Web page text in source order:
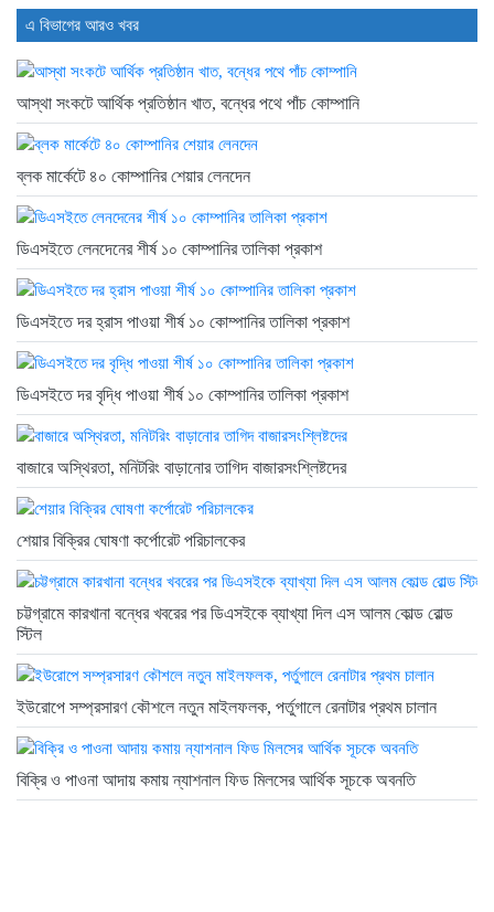
এ বিভাগের আরও খবর
আস্থা সংকটে আর্থিক প্রতিষ্ঠান খাত, বন্ধের পথে পাঁচ কোম্পানি
ব্লক মার্কেটে ৪০ কোম্পানির শেয়ার লেনদেন
ডিএসইতে লেনদেনের শীর্ষ ১০ কোম্পানির তালিকা প্রকাশ
ডিএসইতে দর হ্রাস পাওয়া শীর্ষ ১০ কোম্পানির তালিকা প্রকাশ
ডিএসইতে দর বৃদ্ধি পাওয়া শীর্ষ ১০ কোম্পানির তালিকা প্রকাশ
বাজারে অস্থিরতা, মনিটরিং বাড়ানোর তাগিদ বাজারসংশ্লিষ্টদের
শেয়ার বিক্রির ঘোষণা কর্পোরেট পরিচালকের
চট্টগ্রামে কারখানা বন্ধের খবরের পর ডিএসইকে ব্যাখ্যা দিল এস আলম কোল্ড রোল্ড
স্টিল
ইউরোপে সম্প্রসারণ কৌশলে নতুন মাইলফলক, পর্তুগালে রেনাটার প্রথম চালান
বিক্রি ও পাওনা আদায় কমায় ন্যাশনাল ফিড মিলসের আর্থিক সূচকে অবনতি